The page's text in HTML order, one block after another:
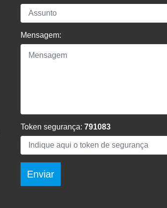
Mensagem:
Token segurança: 791083
Enviar